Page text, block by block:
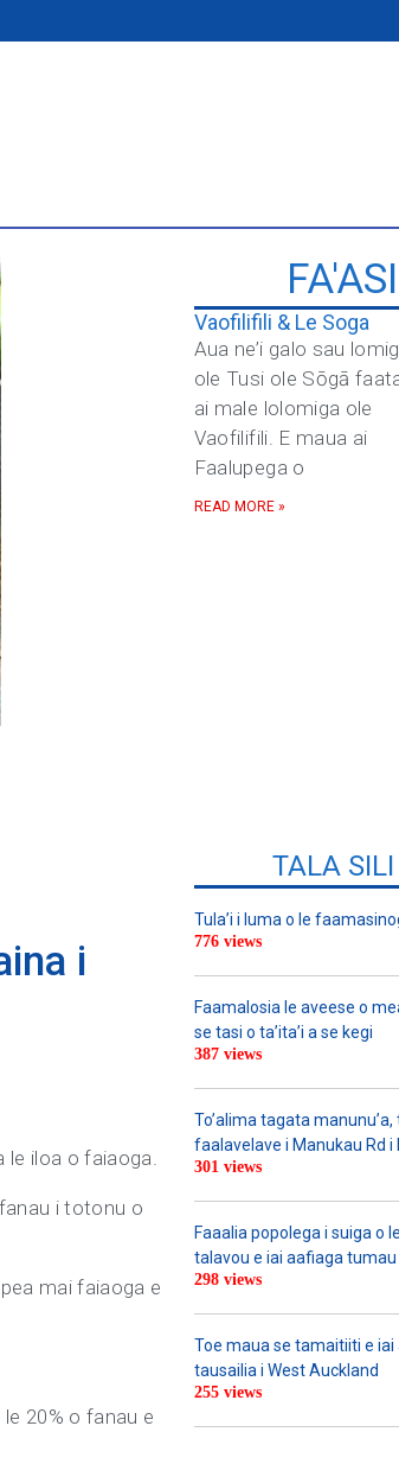
i
le iloa o faiaoga.
i totonu o
mai faiaoga e
20% o fanau e
Vaofilifili & Le Soga
Aua ne’i galo sau
ole Tusi ole Sōgā
ai male lolomiga ole
Vaofilifili. E maua ai
Faalupega o
READ MORE »
TALA
Tula’i i luma o le
776 views
Faamalosia le aveese o
se tasi o ta’ita’i a se kegi
387 views
To’alima tagata
faalavelave i Manukau Rd
301 views
Faaalia popolega i suiga o
talavou e iai aafiaga
298 views
Toe maua se tamaitiiti e
tausailia i West Auckland
255 views